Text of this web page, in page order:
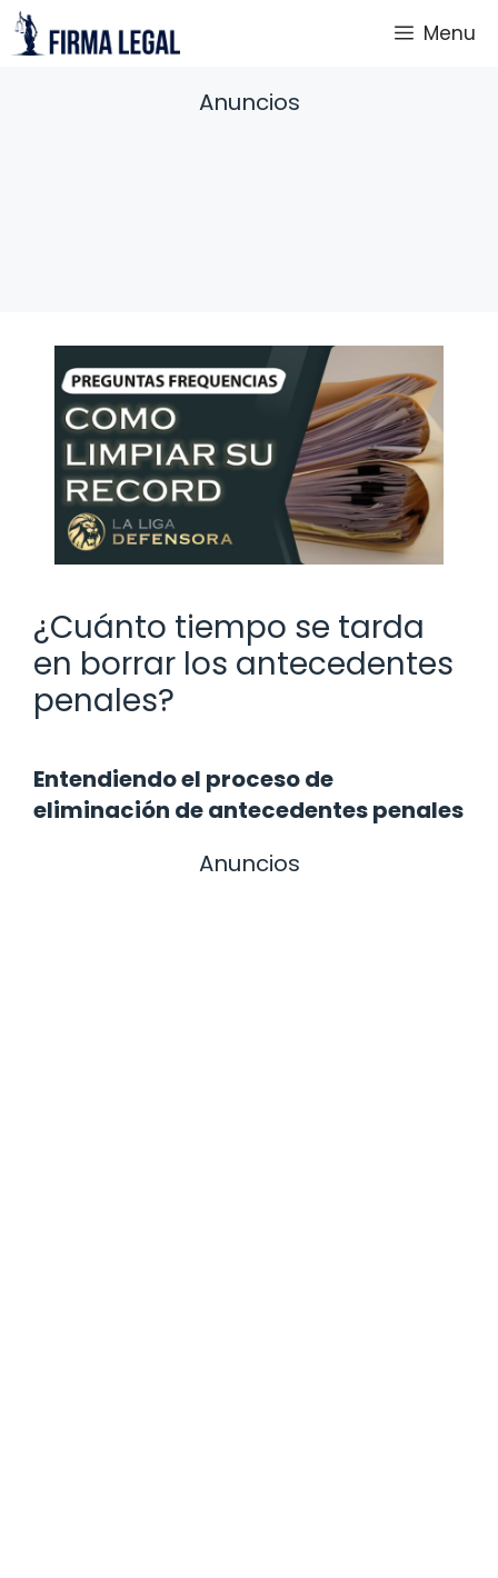
Saltar
al
Menu
Anuncios
¿Cuánto tiempo se tarda
en borrar los antecedentes
penales?
Entendiendo el proceso de
eliminación de antecedentes penales
Anuncios